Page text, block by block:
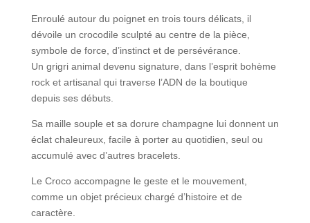
Enroulé autour du poignet en trois tours délicats, il
dévoile un crocodile sculpté au centre de la pièce,
symbole de force, d’instinct et de persévérance.
Un grigri animal devenu signature, dans l’esprit bohème
rock et artisanal qui traverse l’ADN de la boutique
depuis ses débuts.
Sa maille souple et sa dorure champagne lui donnent un
éclat chaleureux, facile à porter au quotidien, seul ou
accumulé avec d’autres bracelets.
Le Croco accompagne le geste et le mouvement,
comme un objet précieux chargé d’histoire et de
caractère.